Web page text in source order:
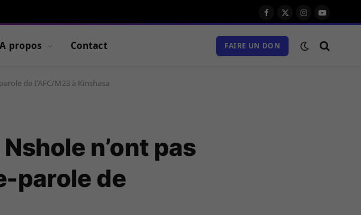
Facebook
X
Instagram
Youtube
A propos Contact FAIRE UN DON
de I'AFC/M23 à Kinshasa
n’ont pas
parole de